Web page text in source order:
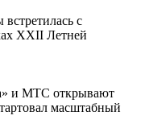
с
XXII Летней